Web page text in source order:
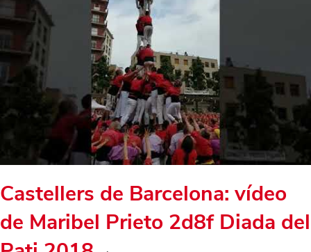
Castellers de Barcelona: vídeo
de Maribel Prieto 2d8f Diada del